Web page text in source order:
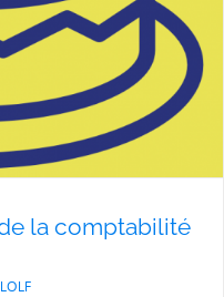
la comptabilité